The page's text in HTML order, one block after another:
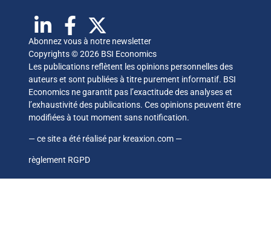
Abonnez vous à notre newsletter
Copyrights © 2026 BSI Economics
Les publications reflètent les opinions personnelles des
auteurs et sont publiées à titre purement informatif. BSI
Economics ne garantit pas l’exactitude des analyses et
l’exhaustivité des publications. Ces opinions peuvent être
modifiées à tout moment sans notification.
— ce site a été réalisé par kreaxion.com —
règlement RGPD